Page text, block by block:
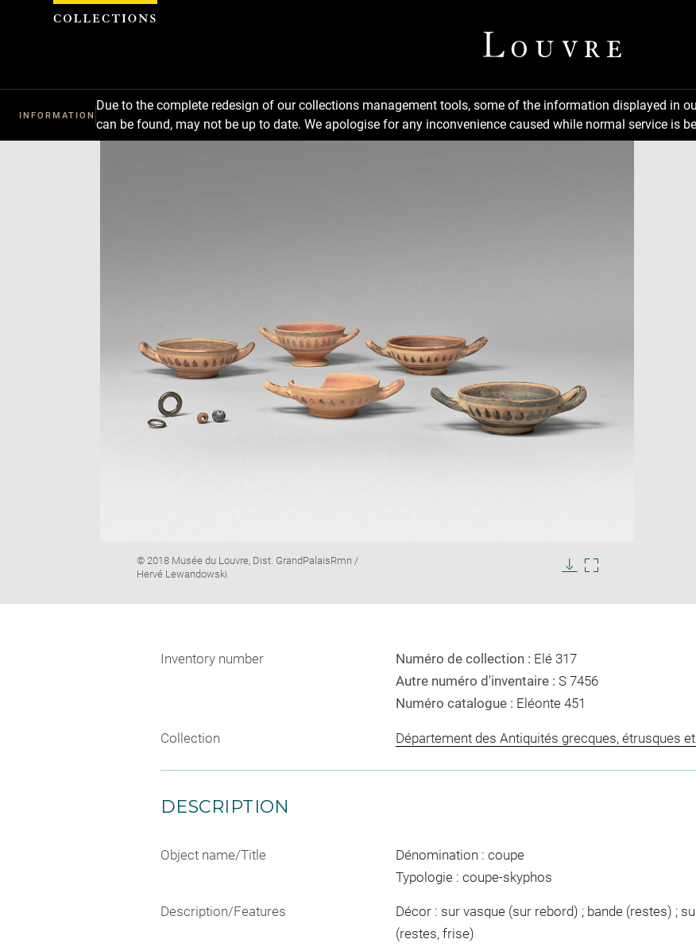
INFORMATION
Due to the complete redesign of our collections management tools, some of the information displayed in
can be found, may not be up to date. We apologise for any inconvenience caused while normal service is
Image
caption:
© 2018 Musée du Louvre, Dist. GrandPalaisRmn /
Hervé Lewandowski
Inventory number Numéro de collection : Elé 317
Autre numéro d'inventaire : S 7456
Numéro catalogue : Eléonte 451
Collection Département des Antiquités grecques, étrusques
DESCRIPTION
Object name/Title
Dénomination : coupe
Typologie : coupe-skyphos
Description/Features
Décor : sur vasque (sur rebord) ; bande (restes) ;
(restes, frise)
Cookies management panel